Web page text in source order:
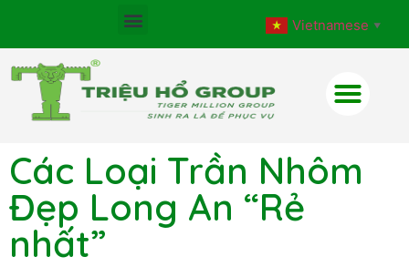
Vietnamese ▼
Các Loại Trần Nhôm
Đẹp Long An “Rẻ
nhất”